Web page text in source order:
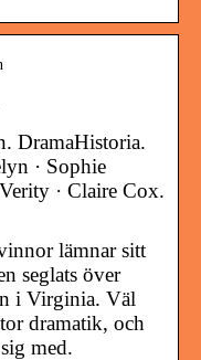
DramaHistoria.
· Sophie
· Claire Cox.
lämnar sitt
seglats över
i Virginia. Väl
dramatik, och
med.